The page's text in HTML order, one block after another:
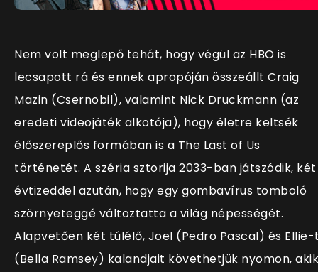
Nem volt meglepő tehát, hogy végül az HBO is
lecsapott rá és ennek apropóján összeállt Craig
Mazin (Csernobil), valamint Nick Druckmann (az
eredeti videojáték alkotója), hogy életre keltsék
élőszereplős formában is a The Last of Us
történetét. A széria sztorija 2033-ban játszódik, két
évtizeddel azután, hogy egy gombavírus tomboló
szörnyeteggé változtatta a világ népességét.
Alapvetően két túlélő, Joel (Pedro Pascal) és
(Bella Ramsey) kalandjait követhetjük nyomon, akik